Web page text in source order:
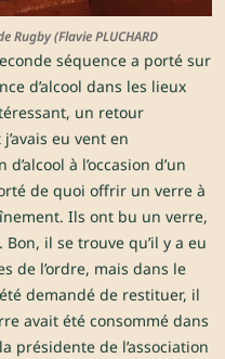
Rugby (Flavie PLUCHARD
séquence a porté sur
d’alcool dans les lieux
un retour
eu vent en
à l’occasion d’un
de quoi offrir un verre à
Ils ont bu un verre,
il se trouve qu’il y a eu
de l’ordre, mais dans le
demandé de restituer, il
avait été consommé dans
présidente de l’association